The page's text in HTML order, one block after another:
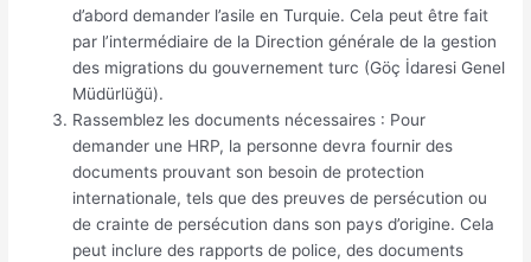
d’abord demander l’asile en Turquie. Cela peut être fait
par l’intermédiaire de la Direction générale de la gestion
des migrations du gouvernement turc (Göç İdaresi Genel
Müdürlüğü).
Rassemblez les documents nécessaires : Pour
demander une HRP, la personne devra fournir des
documents prouvant son besoin de protection
internationale, tels que des preuves de persécution ou
de crainte de persécution dans son pays d’origine. Cela
peut inclure des rapports de police, des documents